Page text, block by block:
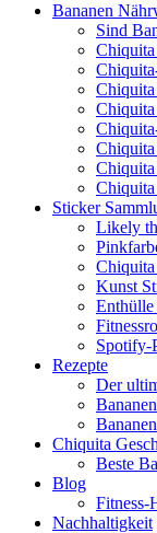
Bananen
Sind
Chiquita
Chiquita
Chiquita
Sticker
Likely
Kunst
Spotify-
Rezepte
Der
Chiquita
Beste
Blog
Fitness-
Nachhaltigkeit